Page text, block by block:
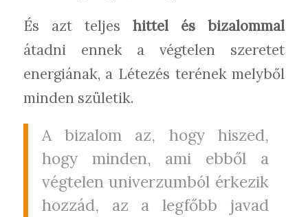
És azt teljeshittel és bizalommal
átadni ennek a végtelen szeretet
energiának, a Létezés terének melyből
minden születik.
A bizalom az, hogy hiszed,
hogy minden, ami ebből a
végtelen univerzumból érkezik
hozzád, az a legfőbb javad